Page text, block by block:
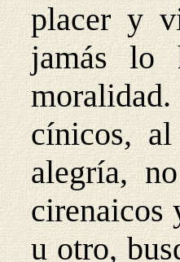
placer y
jamás lo
cínicos,
alegría,
cirenaicos
u otro,